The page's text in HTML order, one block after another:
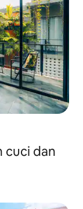
cuci dan